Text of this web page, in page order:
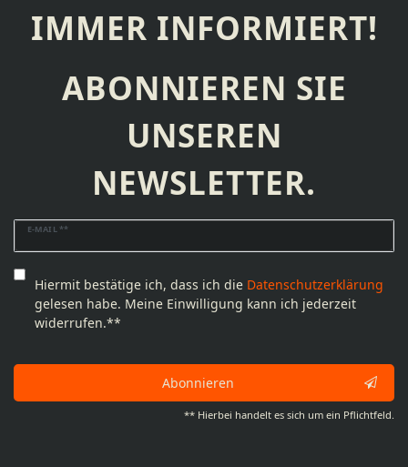
IMMER INFORMIERT!
ABONNIEREN SIE
UNSEREN
NEWSLETTER.
E-MAIL **
Newsletter
Honig
Hiermit bestätige ich, dass ich die Daten­schutz­erklärung
gelesen habe. Meine Einwilligung kann ich jederzeit
widerrufen.**
Abonnieren
** Hierbei handelt es sich um ein Pflichtfeld.